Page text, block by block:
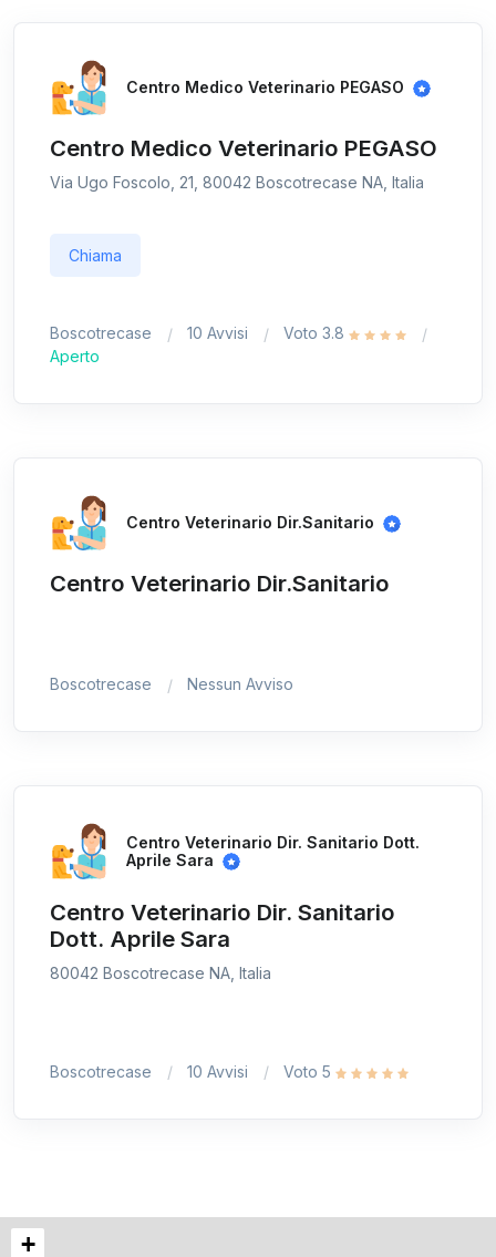
Centro Medico Veterinario PEGASO
Centro Medico Veterinario PEGASO
Via Ugo Foscolo, 21, 80042 Boscotrecase NA, Italia
Chiama
Boscotrecase 10 Avvisi
Voto 3.8
Aperto
Centro Veterinario Dir.Sanitario
Centro Veterinario Dir.Sanitario
Boscotrecase Nessun Avviso
Centro Veterinario Dir. Sanitario Dott.
Aprile Sara
Centro Veterinario Dir. Sanitario
Dott. Aprile Sara
80042 Boscotrecase NA, Italia
Boscotrecase 10 Avvisi Voto 5
+